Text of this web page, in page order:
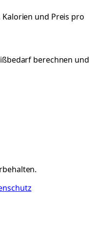
und Preis pro
berechnen und